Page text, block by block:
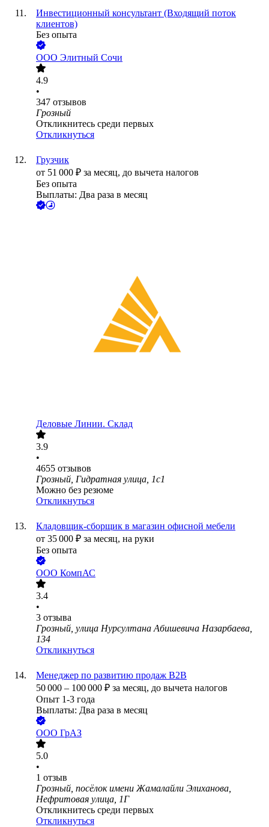
Инвестиционный консультант (Входящий поток
клиентов)
Без опыта
ООО Элитный Сочи
4.9
•
347 отзывов
Грозный
Откликнитесь среди первых
Откликнуться
Грузчик
от 51 000 ₽ за месяц, до вычета налогов
Без опыта
Выплаты: Два раза в месяц
Деловые Линии. Склад
3.9
•
4655 отзывов
Грозный, Гидратная улица, 1с1
Можно без резюме
Откликнуться
Кладовщик-сборщик в магазин офисной мебели
от 35 000 ₽ за месяц, на руки
Без опыта
ООО КомпАС
3.4
•
3 отзыва
Грозный, улица Нурсултана Абишевича Назарбаева,
134
Откликнуться
Менеджер по развитию продаж B2B
50 000 – 100 000 ₽ за месяц, до вычета налогов
Опыт 1-3 года
Выплаты: Два раза в месяц
ООО ГрАЗ
5.0
•
1 отзыв
Грозный, посёлок имени Жамалайли Элиханова,
Нефритовая улица, 1Г
Откликнитесь среди первых
Откликнуться